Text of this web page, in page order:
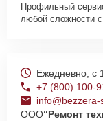
Профильный
любой сложности с
Ежедневно, с
+7 (800) 100-
info@bezzera-
ООО“Ремонт